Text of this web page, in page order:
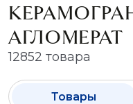
АГЛОМЕРАТ
12852 товара
Товары